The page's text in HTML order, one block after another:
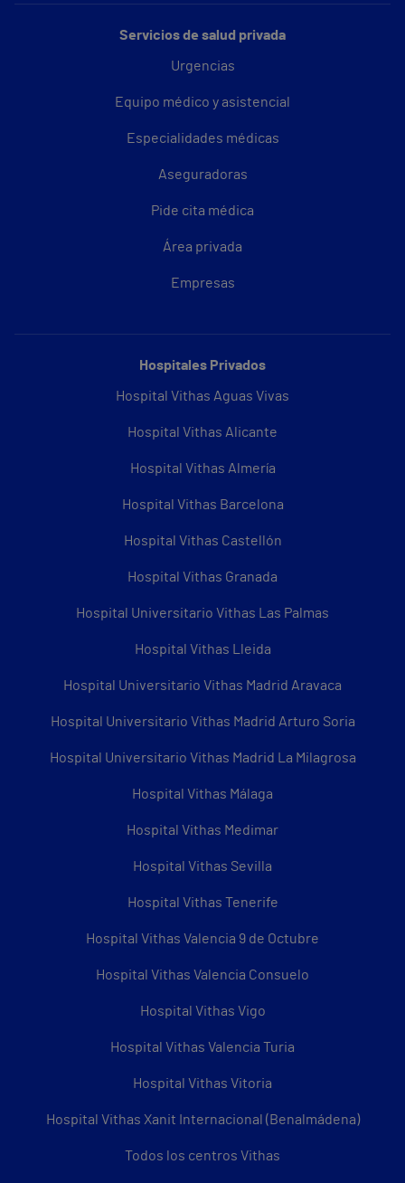
Servicios de salud privada
Urgencias
Equipo médico y asistencial
Especialidades médicas
Aseguradoras
Pide cita médica
Área privada
Empresas
Hospitales Privados
Hospital Vithas Aguas Vivas
Hospital Vithas Alicante
Hospital Vithas Almería
Hospital Vithas Barcelona
Hospital Vithas Castellón
Hospital Vithas Granada
Hospital Universitario Vithas Las Palmas
Hospital Vithas Lleida
Hospital Universitario Vithas Madrid Aravaca
Hospital Universitario Vithas Madrid Arturo Soria
Hospital Universitario Vithas Madrid La Milagrosa
Hospital Vithas Málaga
Hospital Vithas Medimar
Hospital Vithas Sevilla
Hospital Vithas Tenerife
Hospital Vithas Valencia 9 de Octubre
Hospital Vithas Valencia Consuelo
Hospital Vithas Vigo
Hospital Vithas Valencia Turia
Hospital Vithas Vitoria
Hospital Vithas Xanit Internacional (Benalmádena)
Todos los centros Vithas